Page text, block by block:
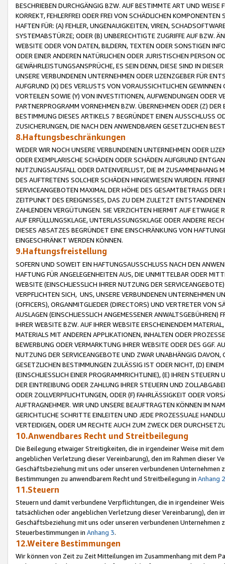
BESCHRIEBEN DURCHGÄNGIG BZW. AUF BESTIMMTE ART UND
KORREKT, FEHLERFREI ODER FREI VON SCHÄDLICHEN
HAFTEN FÜR: (A) FEHLER, UNGENAUIGKEITEN, VIREN,
SYSTEMABSTÜRZE; ODER (B) UNBERECHTIGTE ZUGRIFFE AUF BZW.
WEBSITE ODER VON DATEN, BILDERN, TEXTEN ODER SONSTIGEN
ODER EINER ANDEREN NATÜRLICHEN ODER JURISTISCHEN PERSON
GEWÄHRLEISTUNGSANSPRÜCHE, ES SEIN DENN, DIESE SIND IN
UNSERE VERBUNDENEN UNTERNEHMEN ODER LIZENZGEBER FÜR
AUFGRUND (X) DES VERLUSTS VON VORAUSSICHTLICHEN
VORTEILEN SOWIE (Y) VON INVESTITIONEN, AUFWENDUNGEN ODER
PARTNERPROGRAMM VORNEHMEN BZW. ÜBERNEHMEN ODER (Z)
BESTIMMUNG DIESES ARTIKELS 7 BEGRÜNDET EINEN AUSSCHLUSS
ZUSICHERUNGEN, DIE NACH DEN ANWENDBAREN GESETZLICHEN
8.Haftungsbeschränkungen
WEDER WIR NOCH UNSERE VERBUNDENEN UNTERNEHMEN ODER
ODER EXEMPLARISCHE SCHÄDEN ODER SCHÄDEN AUFGRUND
NUTZUNGSAUSFALL ODER DATENVERLUST, DIE IM ZUSAMMENHANG
DES AUFTRETENS SOLCHER SCHÄDEN HINGEWIESEN WURDEN.
SERVICEANGEBOTEN MAXIMAL DER HÖHE DES GESAMTBETRAGS
ZEITPUNKT DES EREIGNISSES, DAS ZU DEM ZULETZT
ZAHLENDEN VERGÜTUNGEN. SIE VERZICHTEN HIERMIT AUF
AUF ERFÜLLUNGSKLAGE, UNTERLASSUNGSKLAGE ODER ANDERE
DIESES ABSATZES BEGRÜNDET EINE EINSCHRÄNKUNG VON
EINGESCHRÄNKT WERDEN KÖNNEN.
9.Haftungsfreistellung
SOFERN UND SOWEIT EIN HAFTUNGSAUSSCHLUSS NACH DEN
HAFTUNG FÜR ANGELEGENHEITEN AUS, DIE UNMITTELBAR ODER
WEBSITE (EINSCHLIESSLICH IHRER NUTZUNG DER
VERPFLICHTEN SICH, UNS, UNSERE VERBUNDENEN UNTERNEHMEN
(OFFICERS), ORGANMITGLIEDER (DIRECTORS) UND VERTRETER VON
AUSLAGEN (EINSCHLIESSLICH ANGEMESSENER
IHRER WEBSITE BZW. AUF IHRER WEBSITE ERSCHEINENDEM
MATERIALS MIT ANDEREN APPLIKATIONEN, INHALTEN ODER
BEWERBUNG ODER VERMARKTUNG IHRER WEBSITE ODER DES GGF.
NUTZUNG DER SERVICEANGEBOTE UND ZWAR UNABHÄNGIG
GESETZLICHEN BESTIMMUNGEN ZULÄSSIG IST ODER NICHT, (D)
(EINSCHLIESSLICH EINER PROGRAMMRICHTLINIE), (E) IHREN
DER EINTREIBUNG ODER ZAHLUNG IHRER STEUERN UND
ODER ZOLLVERPFLICHTUNGEN, ODER (F) FAHRLÄSSIGKEIT ODER
AUFTRAGNEHMER. WIR UND UNSERE BEAUFTRAGTEN KÖNNEN IM
GERICHTLICHE SCHRITTE EINLEITEN UND JEDE PROZESSUALE
VERTEIDIGEN, ODER UM RECHTE AUCH ZUM ZWECK DER
10.Anwendbares Recht und Streitbeilegung
Die Beilegung etwaiger Streitigkeiten, die in irgendeiner Weise mit
angeblichen Verletzung dieser Vereinbarung), den im Rahmen dieser
Geschäftsbeziehung mit uns oder unseren verbundenen
Bestimmungen zu anwendbarem Recht und Streitbeilegung in Anhang 2
11.Steuern
Steuern und damit verbundene Verpflichtungen, die in irgendeiner
tatsächlichen oder angeblichen Verletzung dieser Vereinbarung), den
Geschäftsbeziehung mit uns oder unseren verbundenen
Steuerbestimmungen in Anhang 3.
12.Weitere Bestimmungen
Wir können von Zeit zu Zeit Mitteilungen im Zusammenhang mit dem